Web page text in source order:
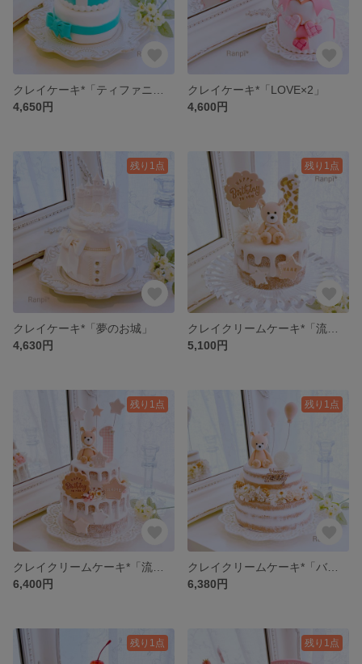
4,650円
クレイケーキ*「LOVE×2」
4,600円
残り1点
クレイケーキ*「夢のお城」
4,630円
残り1点
5,100円
残り1点
6,400円
残り1点
6,380円
残り1点 残り1点